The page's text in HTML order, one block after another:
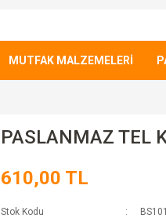
MUTFAK MALZEMELERİ
PASLANMAZ TEL
610,00 TL
Stok Kodu